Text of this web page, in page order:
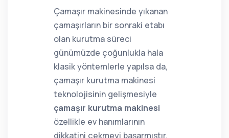
Çamaşır makinesinde yıkanan
çamaşırların bir sonraki etabı
olan kurutma süreci
günümüzde çoğunlukla hala
klasik yöntemlerle yapılsa da,
çamaşır kurutma makinesi
teknolojisinin gelişmesiyle
çamaşır kurutma makinesi
özellikle ev hanımlarının
dikkatini çekmeyi başarmıştır.